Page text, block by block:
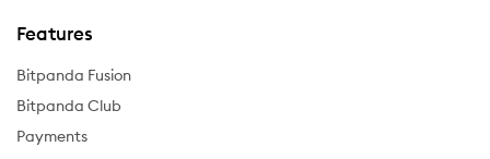
Features
Bitpanda Fusion
Bitpanda Club
Payments